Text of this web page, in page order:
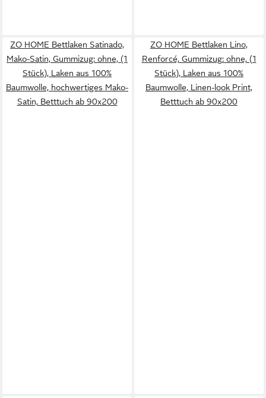
ZO HOME Bettlaken Satinado,
Mako-Satin, Gummizug: ohne, (1
Stück), Laken aus 100%
Baumwolle, hochwertiges Mako-
Satin, Betttuch ab 90x200
ZO HOME Bettlaken Lino,
Renforcé, Gummizug: ohne, (1
Stück), Laken aus 100%
Baumwolle, Linen-look Print,
Betttuch ab 90x200